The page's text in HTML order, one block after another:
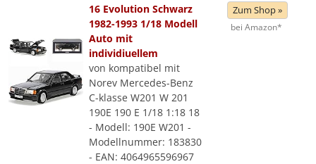
16 Evolution Schwarz
1982-1993 1/18 Modell
Auto mit
individiuellem
von kompatibel mit
Norev Mercedes-Benz
C-klasse W201 W 201
190E 190 E 1/18 1:18 18
- Modell: 190E W201 -
Modellnummer: 183830
- EAN: 4064965596967
Zum Shop »
bei Amazon*